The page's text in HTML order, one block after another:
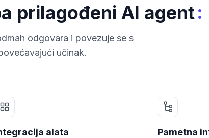
prilagođeni AI agent:
odgovara i povezuje se s
učinak.
alata Pametna